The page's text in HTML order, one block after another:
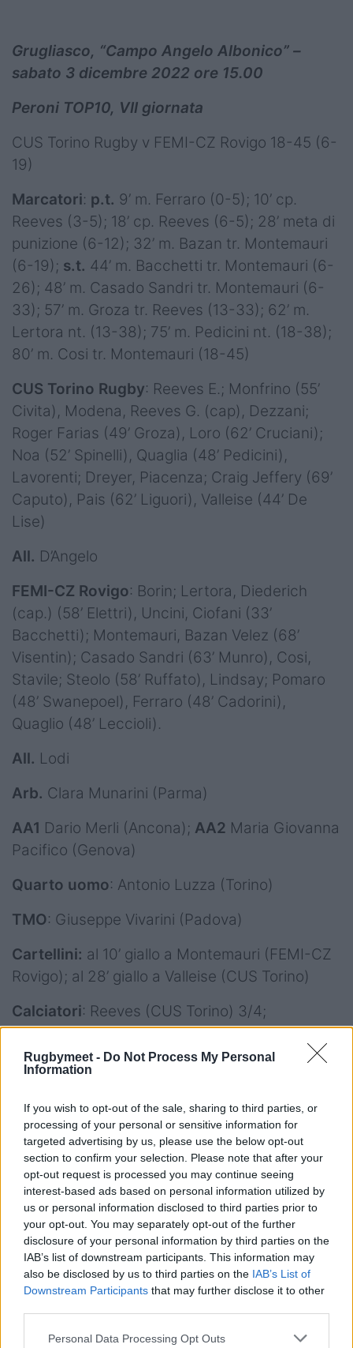
Rugbymeet - Do Not Process My Personal
Information
If you wish to opt-out of the sale, sharing to third parties, or
processing of your personal or sensitive information for
targeted advertising by us, please use the below opt-out
section to confirm your selection. Please note that after your
opt-out request is processed you may continue seeing
interest-based ads based on personal information utilized by
us or personal information disclosed to third parties prior to
your opt-out. You may separately opt-out of the further
disclosure of your personal information by third parties on the
IAB’s list of downstream participants. This information may
also be disclosed by us to third parties on the IAB’s List of
Downstream Participants that may further disclose it to other
Personal Data Processing Opt Outs
Grugliasco, “Campo Angelo Albonico” –
sabato 3 dicembre 2022 ore 15.00
Peroni TOP10, VII giornata
CUS Torino Rugby v FEMI-CZ Rovigo 18-45 (6-
19)
Marcatori: p.t. 9’ m. Ferraro (0-5); 10’ cp.
Reeves (3-5); 18’ cp. Reeves (6-5); 28’ meta di
punizione (6-12); 32’ m. Bazan tr. Montemauri
(6-19); s.t. 44’ m. Bacchetti tr. Montemauri (6-
26); 48’ m. Casado Sandri tr. Montemauri (6-
33); 57’ m. Groza tr. Reeves (13-33); 62’ m.
Lertora nt. (13-38); 75’ m. Pedicini nt. (18-38);
80’ m. Cosi tr. Montemauri (18-45)
CUS Torino Rugby: Reeves E.; Monfrino (55’
Civita), Modena, Reeves G. (cap), Dezzani;
Roger Farias (49’ Groza), Loro (62’ Cruciani);
Noa (52’ Spinelli), Quaglia (48’ Pedicini),
Lavorenti; Dreyer, Piacenza; Craig Jeffery (69’
Caputo), Pais (62’ Liguori), Valleise (44’ De
Lise)
All. D’Angelo
FEMI-CZ Rovigo: Borin; Lertora, Diederich
(cap.) (58’ Elettri), Uncini, Ciofani (33’
Bacchetti); Montemauri, Bazan Velez (68’
Visentin); Casado Sandri (63’ Munro), Cosi,
Stavile; Steolo (58’ Ruffato), Lindsay; Pomaro
(48’ Swanepoel), Ferraro (48’ Cadorini),
Quaglio (48’ Leccioli).
All. Lodi
Arb. Clara Munarini (Parma)
AA1 Dario Merli (Ancona); AA2 Maria Giovanna
Pacifico (Genova)
Quarto uomo: Antonio Luzza (Torino)
TMO: Giuseppe Vivarini (Padova)
Cartellini: al 10’ giallo a Montemauri (FEMI-CZ
Rovigo); al 28’ giallo a Valleise (CUS Torino)
Calciatori: Reeves (CUS Torino) 3/4;
Montemauri (FEMI-CZ Rovigo) 5/7
Note:giornata piovosa, 6°. Campo in buone
Punti conquistati in classifica:FEMI-CZ
Rovigo 5, CUS Torino Rugby 0
Peroni Player of the Match:Lautaro Casado
Sandri (FEMI-CZ Rovigo)
Padova, Stadio del Plebiscito – Sabato 3
dicembre 2022
Peroni TOP10, VII giornata